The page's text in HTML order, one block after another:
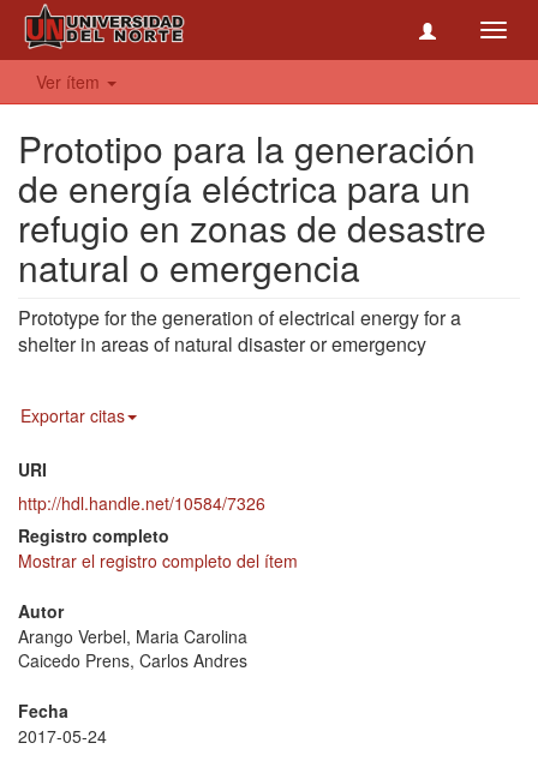
Ver ítem
Prototipo para la generación
de energía eléctrica para un
refugio en zonas de desastre
natural o emergencia
Prototype for the generation of electrical energy for a
shelter in areas of natural disaster or emergency
Exportar citas
URI
http://hdl.handle.net/10584/7326
Registro completo
Mostrar el registro completo del ítem
Autor
Arango Verbel, Maria Carolina
Caicedo Prens, Carlos Andres
Fecha
2017-05-24